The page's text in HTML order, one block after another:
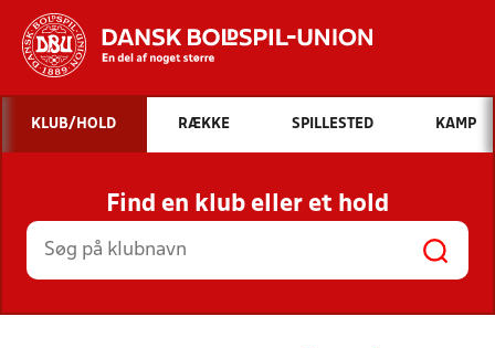
Hvad vil du søge efter?
INDHOLD OG NYHEDER
STILLINGER, RESULTATER, KLUBBER OG
HOLD
KLUB/HOLD RÆKKE SPILLESTED KAMP
Find en klub eller et hold